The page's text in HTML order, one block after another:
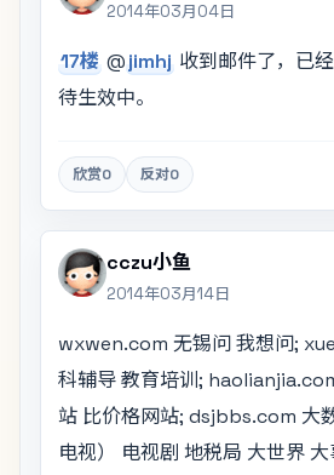
2014年03月04日
17楼 @jimhj 收到邮件了，已
待生效中。
欣赏0 反对0
cczu小鱼
2014年03月14日
wxwen.com 无锡问 我想问;
科辅导 教育培训;
站 比价格网站; dsjbbs.com 大
电视） 电视剧 地税局 大世界